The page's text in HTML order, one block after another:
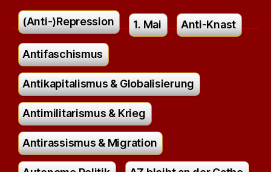
(Anti-)Repression 1. Mai Anti-Knast
Antifaschismus
Antikapitalismus & Globalisierung
Antimilitarismus & Krieg
Antirassismus & Migration